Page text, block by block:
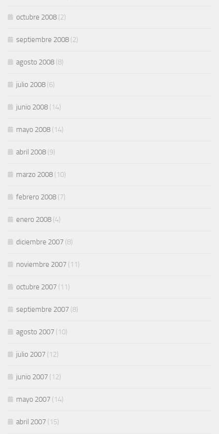
octubre 2008 (2)
septiembre 2008 (2)
agosto 2008 (8)
julio 2008 (6)
junio 2008 (14)
mayo 2008 (14)
abril 2008 (9)
marzo 2008 (10)
febrero 2008 (7)
enero 2008 (4)
diciembre 2007 (8)
noviembre 2007 (11)
octubre 2007 (11)
septiembre 2007 (8)
agosto 2007 (10)
julio 2007 (12)
junio 2007 (12)
mayo 2007 (14)
abril 2007 (15)